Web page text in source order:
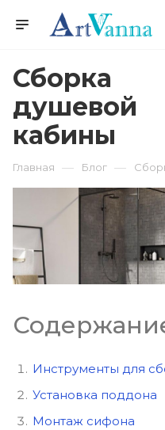
Сборка
душевой
кабины
Главная — Блог —
Инструменты для
Установка поддона
Монтаж сифона